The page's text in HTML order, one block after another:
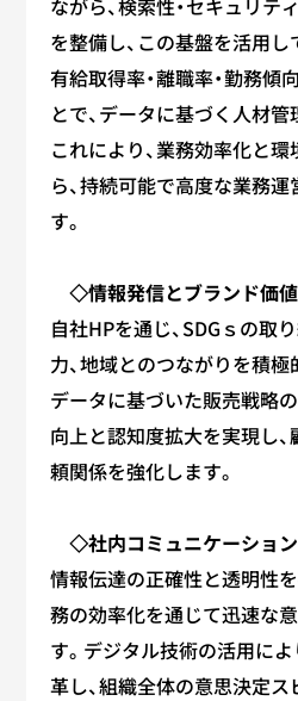
ながら、検索性・セキュリ
を整備し、この基盤を活用し
有給取得率・離職率・勤務傾
とで、データに基づく人材管
これにより、業務効率化と
ら、持続可能で高度な業務
す。
◇情報発信とブランド価
自社HPを通じ、SDGｓの取
力、地域とのつながりを積極
データに基づいた販売戦略
向上と認知度拡大を実現し
頼関係を強化します。
◇社内コミュニケーショ
情報伝達の正確性と透明性
務の効率化を通じて迅速な
す。デジタル技術の活用に
革し、組織全体の意思決定